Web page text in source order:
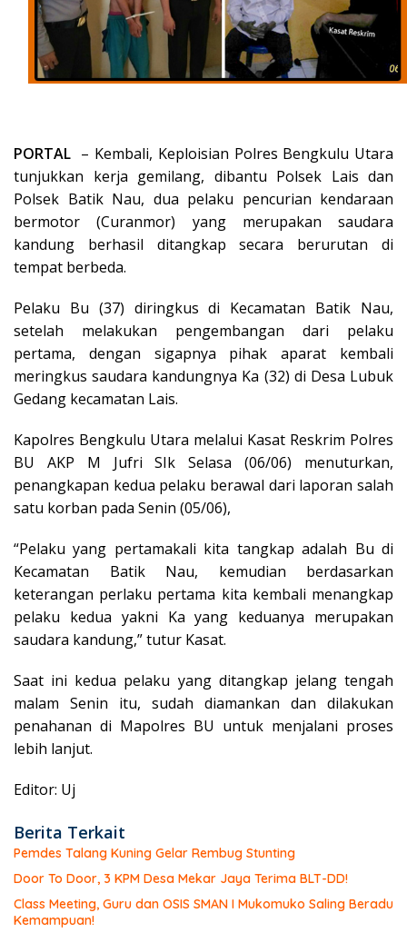
PORTAL – Kembali, Keploisian Polres Bengkulu Utara
tunjukkan kerja gemilang, dibantu Polsek Lais dan
Polsek Batik Nau, dua pelaku pencurian kendaraan
bermotor (Curanmor) yang merupakan saudara
kandung berhasil ditangkap secara berurutan di
tempat berbeda.
Pelaku Bu (37) diringkus di Kecamatan Batik Nau,
setelah melakukan pengembangan dari pelaku
pertama, dengan sigapnya pihak aparat kembali
meringkus saudara kandungnya Ka (32) di Desa Lubuk
Gedang kecamatan Lais.
Kapolres Bengkulu Utara melalui Kasat Reskrim Polres
BU AKP M Jufri SIk Selasa (06/06) menuturkan,
penangkapan kedua pelaku berawal dari laporan salah
satu korban pada Senin (05/06),
“Pelaku yang pertamakali kita tangkap adalah Bu di
Kecamatan Batik Nau, kemudian berdasarkan
keterangan perlaku pertama kita kembali menangkap
pelaku kedua yakni Ka yang keduanya merupakan
saudara kandung,” tutur Kasat.
Saat ini kedua pelaku yang ditangkap jelang tengah
malam Senin itu, sudah diamankan dan dilakukan
penahanan di Mapolres BU untuk menjalani proses
lebih lanjut.
Editor: Uj
Berita Terkait
Pemdes Talang Kuning Gelar Rembug Stunting
Door To Door, 3 KPM Desa Mekar Jaya Terima BLT-DD!
Class Meeting, Guru dan OSIS SMAN I Mukomuko Saling Beradu
Kemampuan!